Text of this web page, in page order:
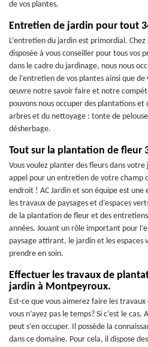
de vos plantes.
Entretien de jardin pour tout
L’entretien du jardin est primordial.
disposée à vous conseiller pour tous vos
dans le cadre du jardinage, nous nous
de l’entretien de vos plantes ainsi que
œuvre notre savoir faire et notre
pouvons nous occuper des plantations
arbres et du nettoyage : tonte de
désherbage.
Tout sur la plantation de fleur
Vous voulez planter des fleurs dans
appel pour un entretien de votre champ
endroit ! AC Jardin et son équipe est
les travaux de paysages et d’espaces
de la plantation de fleur et des
années. Jouant un rôle important pour
paysage attirant, le jardin et les espaces
prendre en soin.
Effectuer les travaux de
jardin à Montpeyroux.
Est-ce que vous aimerez faire les
vous n’ayez pas le temps? Si c’est le
peut s’en occuper. Il possède la
dans ce domaine. Pour cela, il dispose